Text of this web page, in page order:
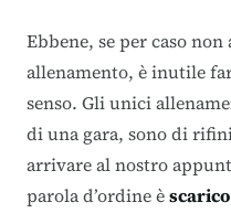
Ebbene, se per caso
allenamento, è inutile
senso. Gli unici
di una gara, sono di
arrivare al nostro
parola d’ordine èscarico